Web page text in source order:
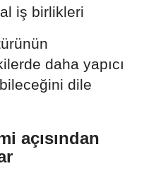
iş birlikleri
daha yapıcı
dile
açısından